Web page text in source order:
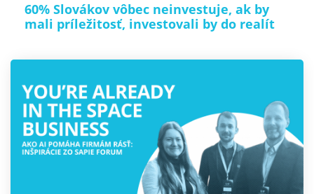
60% Slovákov vôbec neinvestuje, ak by
mali príležitosť, investovali by do realít